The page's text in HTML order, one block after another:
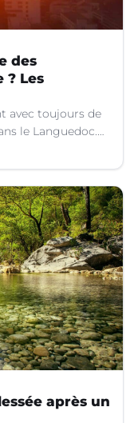
des
? Les
avec toujours de
le Languedoc.
après un